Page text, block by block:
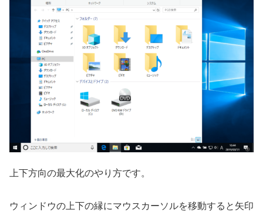
上下方向の最大化のやり方です。
ウィンドウの上下の縁にマウスカーソルを移動すると矢印